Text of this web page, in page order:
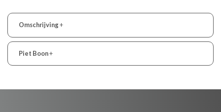
Omschrijving+
Piet Boon+